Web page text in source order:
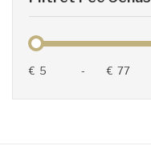
€ - €